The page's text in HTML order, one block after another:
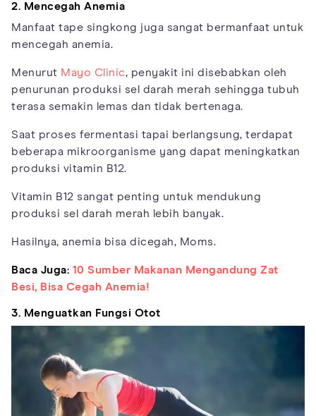
2. Mencegah Anemia
Manfaat tape singkong juga sangat bermanfaat untuk
mencegah anemia.
Menurut Mayo Clinic, penyakit ini disebabkan oleh
penurunan produksi sel darah merah sehingga tubuh
terasa semakin lemas dan tidak bertenaga.
Saat proses fermentasi tapai berlangsung, terdapat
beberapa mikroorganisme yang dapat meningkatkan
produksi vitamin B12.
Vitamin B12 sangat penting untuk mendukung
produksi sel darah merah lebih banyak.
Hasilnya, anemia bisa dicegah, Moms.
Baca Juga: 10 Sumber Makanan Mengandung Zat
Besi, Bisa Cegah Anemia!
3. Menguatkan Fungsi Otot